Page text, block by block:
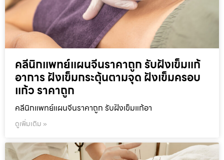
คลีนิกแพทย์แผนจีนราคาถูก รับฝังเข็มแก้
อาการ ฝังเข็มกระตุ้นตามจุด ฝังเข็มครอบ
แก้ว ราคาถูก
คลีนิกแพทย์แผนจีนราคาถูก รับฝังเข็มแก้อา
ดูเพิ่มเติม »